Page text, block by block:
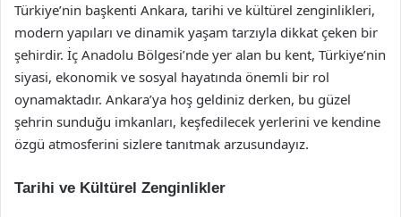
Türkiye’nin başkenti Ankara, tarihi ve kültürel zenginlikleri,
modern yapıları ve dinamik yaşam tarzıyla dikkat çeken bir
şehirdir. İç Anadolu Bölgesi’nde yer alan bu kent, Türkiye’nin
siyasi, ekonomik ve sosyal hayatında önemli bir rol
oynamaktadır. Ankara’ya hoş geldiniz derken, bu güzel
şehrin sunduğu imkanları, keşfedilecek yerlerini ve kendine
özgü atmosferini sizlere tanıtmak arzusundayız.
Tarihi ve Kültürel Zenginlikler